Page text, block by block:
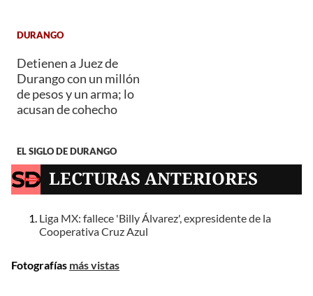
DURANGO
Detienen a Juez de
Durango con un millón
de pesos y un arma; lo
acusan de cohecho
EL SIGLO DE DURANGO
LECTURAS ANTERIORES
Liga MX: fallece 'Billy Álvarez', expresidente de la
Cooperativa Cruz Azul
Fotografías más vistas